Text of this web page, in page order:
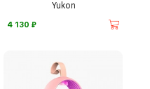
Yukon
4 130 ⃏